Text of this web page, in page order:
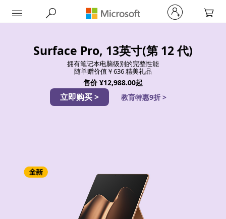
My
Surface Pro, 13英寸(第 12 代)
拥有笔记本电脑级别的完整性能
随单赠价值￥636 精美礼品
售价 ¥12,988.00起
立即购买 > 教育特惠9折 >